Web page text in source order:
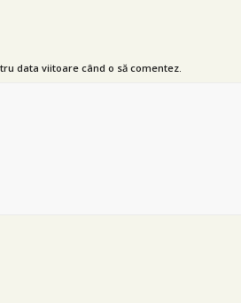
data viitoare când o să comentez.